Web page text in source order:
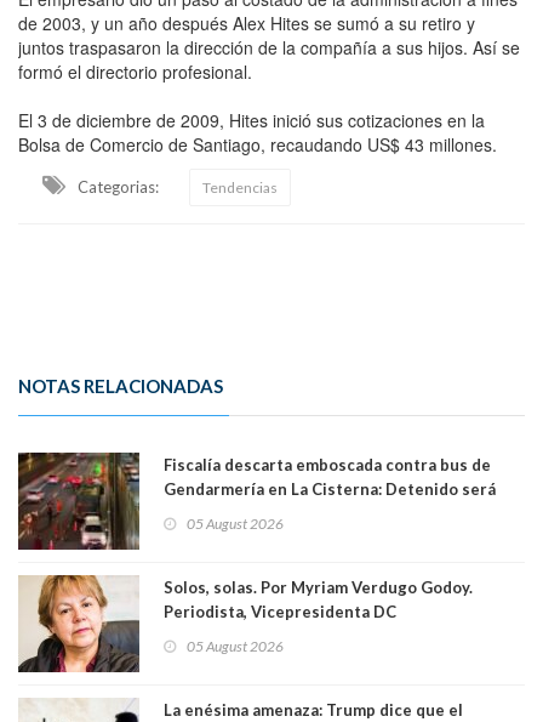
de 2003, y un año después Alex Hites se sumó a su retiro y
juntos traspasaron la dirección de la compañía a sus hijos. Así se
formó el directorio profesional.
El 3 de diciembre de 2009, Hites inició sus cotizaciones en la
Bolsa de Comercio de Santiago, recaudando US$ 43 millones.
Categorias: Tendencias
NOTAS RELACIONADAS
Fiscalía descarta emboscada contra bus de
Gendarmería en La Cisterna: Detenido será
05 August 2026
Solos, solas. Por Myriam Verdugo Godoy.
Periodista, Vicepresidenta DC
05 August 2026
La enésima amenaza: Trump dice que el